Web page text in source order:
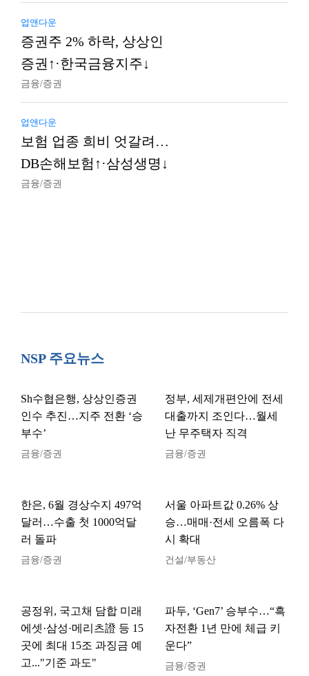
업앤다운
증권주 2% 하락, 상상인
증권↑·한국금융지주↓
금융/증권
업앤다운
보험 업종 희비 엇갈려…
DB손해보험↑·삼성생명↓
금융/증권
NSP 주요뉴스
Sh수협은행, 상상인증권
인수 추진…지주 전환 ‘승
부수’
금융/증권
정부, 세제개편안에 전세
대출까지 조인다…월세
난 무주택자 직격
금융/증권
한은, 6월 경상수지 497억
달러…수출 첫 1000억달
러 돌파
금융/증권
서울 아파트값 0.26% 상
승…매매·전세 오름폭 다
시 확대
건설/부동산
공정위, 국고채 담합 미래
에셋·삼성·메리츠證 등 15
곳에 최대 15조 과징금 예
고..."기준 과도"
파두, ‘Gen7’ 승부수…“흑
자전환 1년 만에 체급 키
운다”
금융/증권